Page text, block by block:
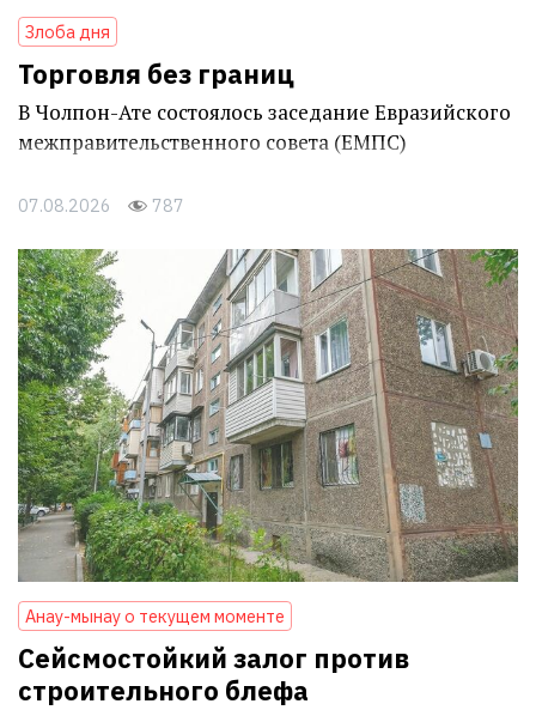
Злоба дня
Торговля без границ
В Чолпон-Ате состоялось заседание Евразийского
межправительственного совета (ЕМПС)
07.08.2026 787
Анау-мынау о текущем моменте
Сейсмостойкий залог против
строительного блефа